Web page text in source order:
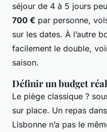
séjour de 4 à 5 jours
700 € par personne,
sur les dates. À l’autre
facilement le double,
saison.
Définir un budget
Le piège classique ?
sur place. Un repas
Lisbonne n’a pas le